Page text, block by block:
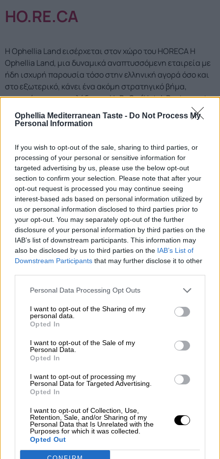
Ophellia Mediterranean Taste - Do Not Process My
Personal Information
If you wish to opt-out of the sale, sharing to third parties, or
processing of your personal or sensitive information for
targeted advertising by us, please use the below opt-out
section to confirm your selection. Please note that after your
opt-out request is processed you may continue seeing
interest-based ads based on personal information utilized by
us or personal information disclosed to third parties prior to
your opt-out. You may separately opt-out of the further
disclosure of your personal information by third parties on the
IAB’s list of downstream participants. This information may
also be disclosed by us to third parties on the IAB’s List of
Downstream Participants that may further disclose it to other
Personal Data Processing Opt Outs
I want to opt-out of the Sharing of my
personal data.
Opted In
I want to opt-out of the Sale of my
Personal Data.
Opted In
I want to opt-out of processing my
Personal Data for Targeted Advertising.
Opted In
I want to opt-out of Collection, Use,
Retention, Sale, and/or Sharing of my
Personal Data that Is Unrelated with the
Purposes for which it was collected.
Opted Out
HO.RE.CA
Η Ophellia Land εισέρχεται στον χώρο του HORECA Η
Ophellia Land, μια δυναμικά αναπτυσσόμενη εταιρεία με
ήδη ισχυρή παρουσία τόσο στην ελληνική αγορά όσο και
στο εξωτερικό, κάνει ένα ακόμη στρατηγικό βήμα,
εισερχόμενη στον κλάδο της HoReCa (Hotel, Restaurant,
Café). Με σημαντική εμπειρία στις εξαγωγές και ένα
καλά εδραιωμένο δίκτυο διανομής στην εγχώρια αγορά, η
Εξαιρετικό παρθένο
ελαιόλαδο Ophellia,ένα
ταξίδι απο την Κρήτη στο
πιάτο σας!
Δεν είναι τυχαίο ότι ήδη από την αρχαιότητα η Κρήτη
φημίζεται για τον πολιτισμό της, την πλούσια φυσική
έναν από τους κύριους εκπροσώπους της Μεσογειακής
διατροφής παγκοσμίως. Και τι υπάρχει στην καρδιά της
Κρητικής κουζίνας? Μα φυσικά […]
Η Ophellia Land στο Ιράν
Η Ophellia Land Οδεύει προς την Iran Agrofood 2025 – Ένα
Ταξίδι Γεύσης και Παράδοσης Είμαστε υπερήφανοι να
ανακοινώσουμε ότι η Ophellia Land θα συμμετάσχει σε
μία από τις σημαντικότερες διεθνείς εκθέσεις τροφίμων
και ποτών στη Μέση Ανατολή, την Iran Agrofood 2025, που
θα πραγματοποιηθεί στην Τεχεράνη από τις 19 έως τις 22
Μαΐου. Η […]